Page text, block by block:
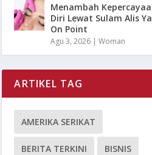
Menambah
Diri Lewat Sulam Alis
On Point
Agu 3, 2026 |Woman
ARTIKEL TAG
AMERIKA SERIKAT
BERITA TERKINI BISNIS